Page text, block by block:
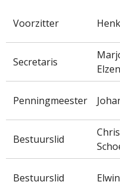
Voorzitter
Secretaris
Elzen
Penningmeester
Bestuurslid
Bestuurslid